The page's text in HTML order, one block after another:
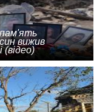
вижив
(відео)